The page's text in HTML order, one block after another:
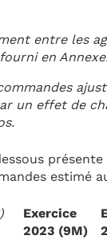
entre les
en
un effet de
présente
estimé
Exercice
2023 (9M)